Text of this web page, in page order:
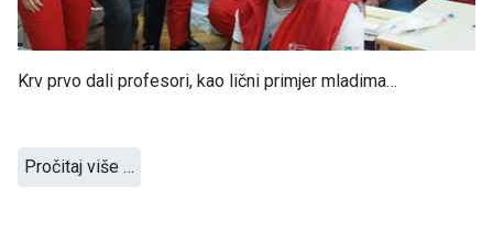
Krv prvo dali profesori, kao lični primjer mladima…
Pročitaj više …